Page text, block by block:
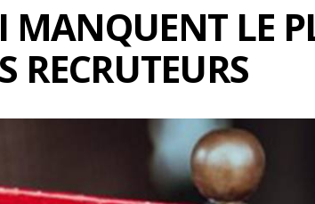
MANQUENT LE
RECRUTEURS